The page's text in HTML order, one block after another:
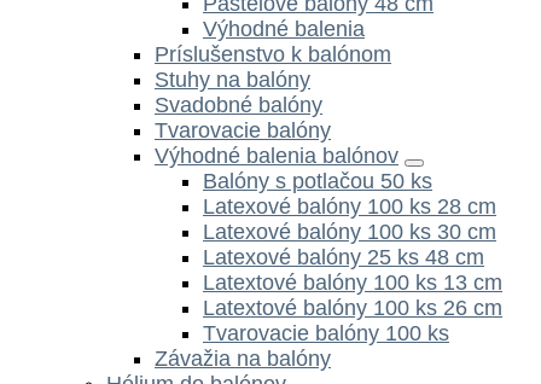
Výhodné balenia
Príslušenstvo k balónom
Stuhy na balóny
Svadobné balóny
Tvarovacie balóny
Výhodné balenia balónov
Balóny s potlačou 50 ks
Latexové balóny 100 ks 28 cm
Latexové balóny 100 ks 30 cm
Latexové balóny 25 ks 48 cm
Latextové balóny 100 ks 13 cm
Latextové balóny 100 ks 26 cm
Tvarovacie balóny 100 ks
Závažia na balóny